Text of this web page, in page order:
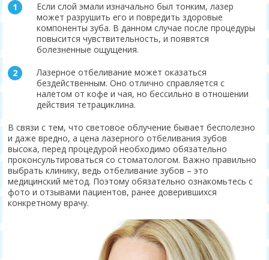
Если слой эмали изначально был тонким, лазер
может разрушить его и повредить здоровые
компоненты зуба. В данном случае после процедуры
повысится чувствительность, и появятся
болезненные ощущения.
Лазерное отбеливание может оказаться
бездейственным. Оно отлично справляется с
налетом от кофе и чая, но бессильно в отношении
действия тетрациклина.
В связи с тем, что световое облучение бывает бесполезно
и даже вредно, а цена лазерного отбеливания зубов
высока, перед процедурой необходимо обязательно
проконсультироваться со стоматологом. Важно правильно
выбрать клинику, ведь отбеливание зубов – это
медицинский метод. Поэтому обязательно ознакомьтесь с
фото и отзывами пациентов, ранее доверившихся
конкретному врачу.